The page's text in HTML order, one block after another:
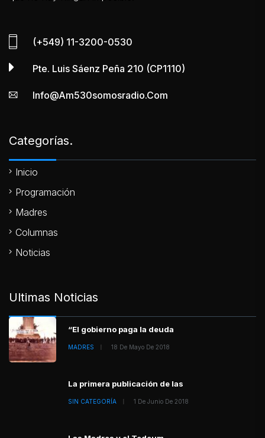
(+549) 11-3200-0530
Pte. Luis Sáenz Peña 210 (CP1110)
Info@am530somosradio.com
Categorías.
Inicio
Programación
Madres
Columnas
Noticias
Ultimas Noticias
“El gobierno paga la deuda
MADRES 18 De Mayo De 2018
La primera publicación de las
SIN CATEGORÍA 1 De Junio De 2018